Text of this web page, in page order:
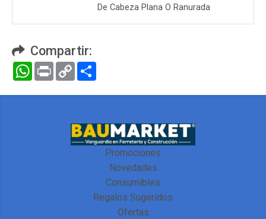
De Cabeza Plana O Ranurada
Compartir:
WhatsApp
Print Copy
Link
Promociones
Novedades
Consumibles
Regalos Sugeridos
Ofertas